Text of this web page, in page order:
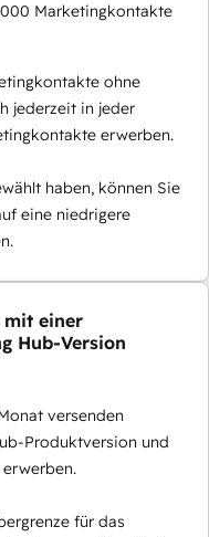
Marketingkontakte
ohne
jederzeit in jeder
erwerben.
haben, können Sie
eine niedrigere
mit einer
Hub-Version
versenden
Produktversion und
für das